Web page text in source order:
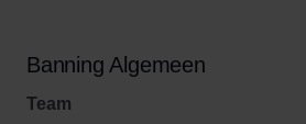
Banning Algemeen
Team